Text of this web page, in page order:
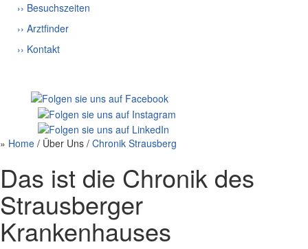
›› Besuchszeiten
›› Arztfinder
›› Kontakt
» Home / Über Uns / Chronik Strausberg
Das ist die Chronik des
Strausberger
Krankenhauses